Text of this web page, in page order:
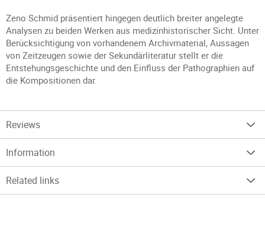
Zeno Schmid präsentiert hingegen deutlich breiter angelegte
Analysen zu beiden Werken aus medizinhistorischer Sicht. Unter
Berücksichtigung von vorhandenem Archivmaterial, Aussagen
von Zeitzeugen sowie der Sekundärliteratur stellt er die
Entstehungsgeschichte und den Einfluss der Pathographien auf
die Kompositionen dar.
Reviews
Information
Related links